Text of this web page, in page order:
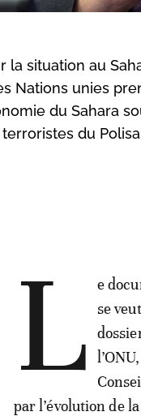
la situation au
Nations unies
du Sahara
du
L
e
se
par l’évolution de